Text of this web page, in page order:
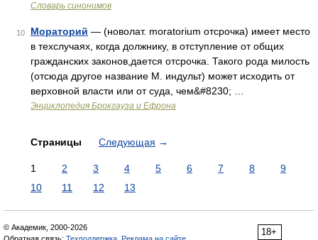
Словарь синонимов
10 Мораторий — (новолат. moratorium отсрочка) имеет место
в техслучаях, когда должнику, в отступление от общих
гражданских законов,дается отсрочка. Такого рода милость
(отсюда другое название М. индульт) может исходить от
верховной власти или от суда, чем&#8230; …
Энциклопедия Брокгауза и Ефрона
Страницы Следующая →
1 2 3 4 5 6 7 8
9
10
11 12 13
18+
© Академик, 2000-2026